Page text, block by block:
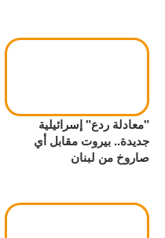
"معادلة ردع" إسرائيلية
جديدة.. بيروت مقابل أي
صاروخ من لبنان